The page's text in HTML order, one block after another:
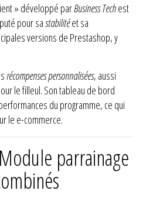
» développé parBusiness Techest
pour sastabilitéet sa
versions de Prestashop, y
récompenses personnalisées, aussi
le filleul. Son tableau de bord
du programme, ce qui
le e-commerce.
parrainage